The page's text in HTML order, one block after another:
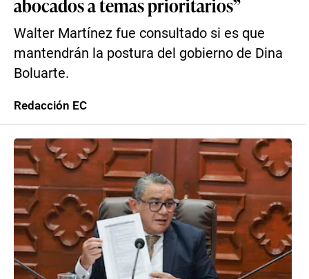
Walter Martínez fue consultado si es que
mantendrán la postura del gobierno de Dina
Boluarte.
Redacción EC